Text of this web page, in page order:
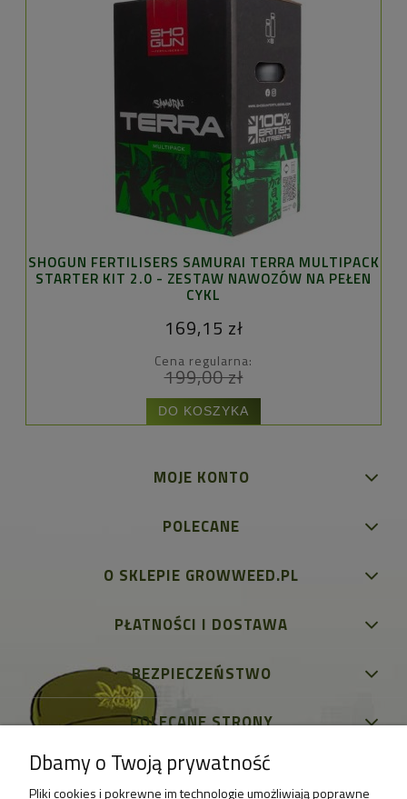
SHOGUN FERTILISERS SAMURAI TERRA MULTIPACK
STARTER KIT 2.0 - ZESTAW NAWOZÓW NA PEŁEN
CYKL
169,15 zł
Cena regularna:
199,00 zł
DO KOSZYKA
MOJE KONTO
POLECANE
O SKLEPIE GROWWEED.PL
PŁATNOŚCI I DOSTAWA
BEZPIECZEŃSTWO
POLECANE STRONY
Dbamy o Twoją prywatność
Pliki cookies i pokrewne im technologie umożliwiają poprawne